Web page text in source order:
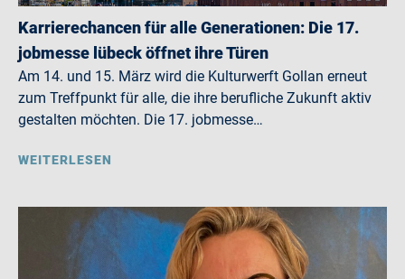
Karrierechancen für alle Generationen: Die 17.
jobmesse lübeck öffnet ihre Türen
Am 14. und 15. März wird die Kulturwerft Gollan erneut
zum Treffpunkt für alle, die ihre berufliche Zukunft aktiv
gestalten möchten. Die 17. jobmesse…
WEITERLESEN